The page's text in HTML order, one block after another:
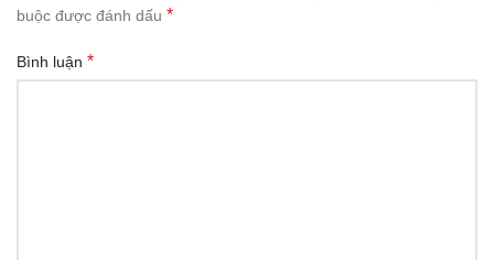
buộc được đánh dấu *
Bình luận *